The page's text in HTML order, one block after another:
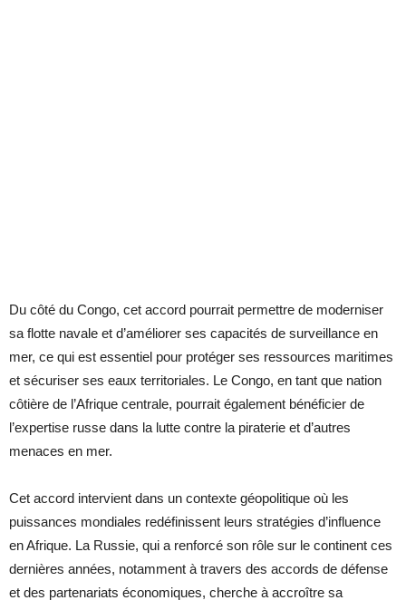
Du côté du Congo, cet accord pourrait permettre de moderniser
sa flotte navale et d’améliorer ses capacités de surveillance en
mer, ce qui est essentiel pour protéger ses ressources maritimes
et sécuriser ses eaux territoriales. Le Congo, en tant que nation
côtière de l’Afrique centrale, pourrait également bénéficier de
l’expertise russe dans la lutte contre la piraterie et d’autres
menaces en mer.
Cet accord intervient dans un contexte géopolitique où les
puissances mondiales redéfinissent leurs stratégies d’influence
en Afrique. La Russie, qui a renforcé son rôle sur le continent ces
dernières années, notamment à travers des accords de défense
et des partenariats économiques, cherche à accroître sa